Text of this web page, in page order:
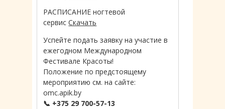
РАСПИСАНИЕ ногтевой
сервисСкачать
Успейте подать заявку на участие в
ежегодном Международном
Фестивале Красоты!
Положение по предстоящему
мероприятию см. на сайте:
omc.apik.by
📞 +375 29 700-57-13